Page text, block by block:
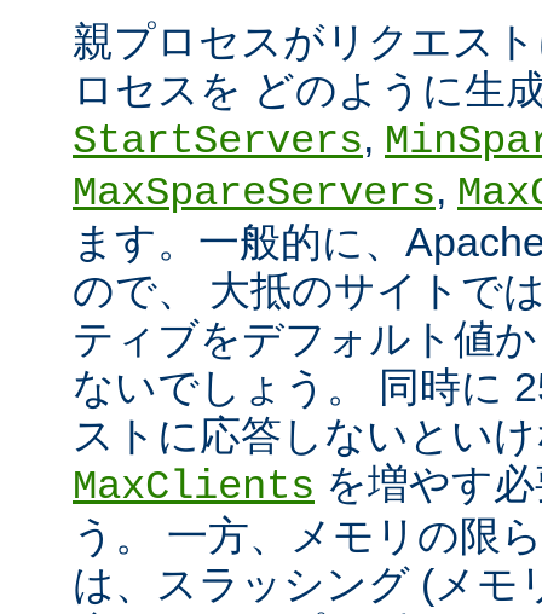
親プロセスがリクエス
ロセスを どのように生
StartServers,
MaxSpareServers,
ます。一般的に、
ので、 大抵のサイトで
ティブをデフォルト値
ないでしょう。 同時に
ストに応答しないとい
MaxClients を増やす
う。 一方、メモリの限
は、スラッシング (メモ